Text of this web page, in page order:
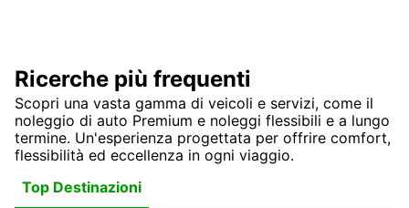
Ricerche più frequenti
Scopri una vasta gamma di veicoli e servizi, come il
noleggio di auto Premium e noleggi flessibili e a lungo
termine. Un'esperienza progettata per offrire comfort,
flessibilità ed eccellenza in ogni viaggio.
Top Destinazioni